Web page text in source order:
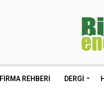
FIRMA REHBERI DERGI